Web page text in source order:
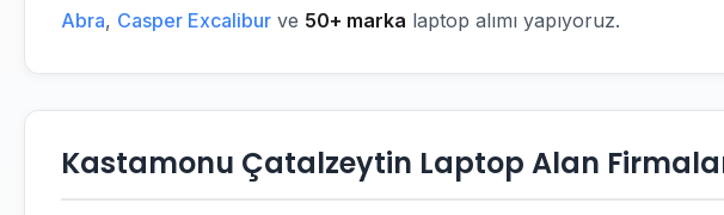
Abra, Casper Excalibur ve 50+ marka laptop alımı yapıyoruz.
Kastamonu Çatalzeytin Laptop Alan Firmalar